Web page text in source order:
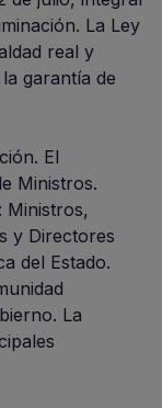
La Ley
real y
garantía de
El
Ministros.
Ministros,
y Directores
del Estado.
La